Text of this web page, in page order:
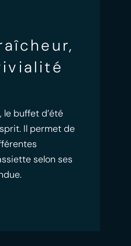
le buffet d’été
Il permet de
selon ses